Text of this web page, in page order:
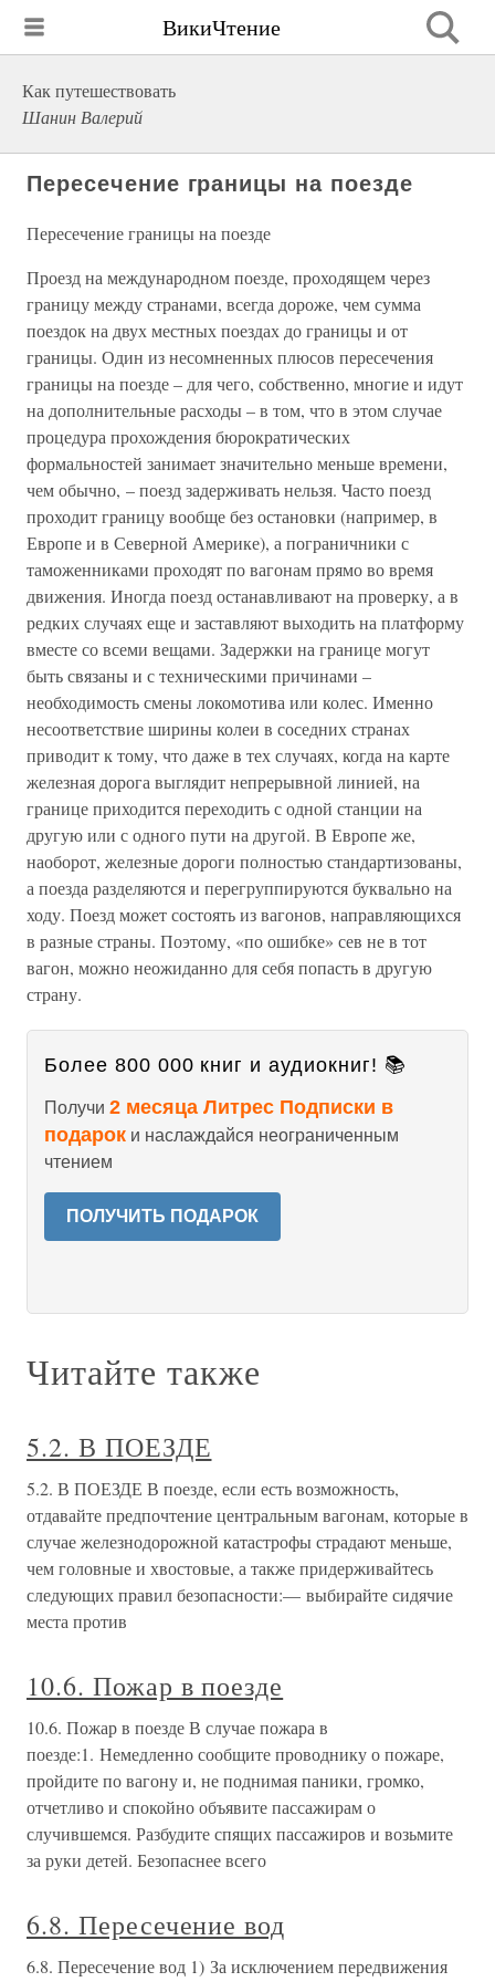
ВикиЧтение
Как путешествовать
Шанин Валерий
Пересечение границы на поезде
Пересечение границы на поезде
Проезд на международном поезде, проходящем через
границу между странами, всегда дороже, чем сумма
поездок на двух местных поездах до границы и от
границы. Один из несомненных плюсов пересечения
границы на поезде – для чего, собственно, многие и идут
на дополнительные расходы – в том, что в этом случае
процедура прохождения бюрократических
формальностей занимает значительно меньше времени,
чем обычно, – поезд задерживать нельзя. Часто поезд
проходит границу вообще без остановки (например, в
Европе и в Северной Америке), а пограничники с
таможенниками проходят по вагонам прямо во время
движения. Иногда поезд останавливают на проверку, а в
редких случаях еще и заставляют выходить на платформу
вместе со всеми вещами. Задержки на границе могут
быть связаны и с техническими причинами –
необходимость смены локомотива или колес. Именно
несоответствие ширины колеи в соседних странах
приводит к тому, что даже в тех случаях, когда на карте
железная дорога выглядит непрерывной линией, на
границе приходится переходить с одной станции на
другую или с одного пути на другой. В Европе же,
наоборот, железные дороги полностью стандартизованы,
а поезда разделяются и перегруппируются буквально на
ходу. Поезд может состоять из вагонов, направляющихся
в разные страны. Поэтому, «по ошибке» сев не в тот
вагон, можно неожиданно для себя попасть в другую
страну.
Более 800 000 книг и аудиокниг! 📚
Получи 2 месяца Литрес Подписки в
подарок и наслаждайся неограниченным
чтением
ПОЛУЧИТЬ ПОДАРОК
Читайте также
5.2. В ПОЕЗДЕ
5.2. В ПОЕЗДЕ В поезде, если есть возможность,
отдавайте предпочтение центральным вагонам, которые в
случае железнодорожной катастрофы страдают меньше,
чем головные и хвостовые, а также придерживайтесь
следующих правил безопасности:— выбирайте сидячие
места против
10.6. Пожар в поезде
10.6. Пожар в поезде В случае пожара в
поезде:1. Немедленно сообщите проводнику о пожаре,
пройдите по вагону и, не поднимая паники, громко,
отчетливо и спокойно объявите пассажирам о
случившемся. Разбудите спящих пассажиров и возьмите
за руки детей. Безопаснее всего
6.8. Пересечение вод
6.8. Пересечение вод 1) За исключением передвижения